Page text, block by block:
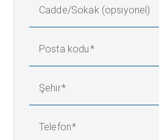
Cadde/Sokak (opsiyonel)
Posta kodu
Şehir
Telefon